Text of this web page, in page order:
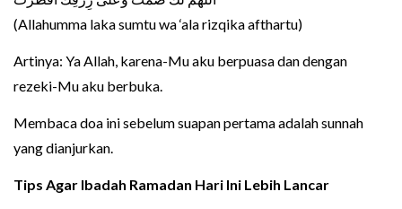
(Allahumma laka sumtu wa ‘ala rizqika afthartu)
Artinya: Ya Allah, karena-Mu aku berpuasa dan dengan
rezeki-Mu aku berbuka.
Membaca doa ini sebelum suapan pertama adalah sunnah
yang dianjurkan.
Tips Agar Ibadah Ramadan Hari Ini Lebih Lancar